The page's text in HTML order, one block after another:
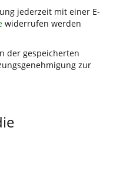
jederzeit mit einer E-
widerrufen werden
der gespeicherten
zur